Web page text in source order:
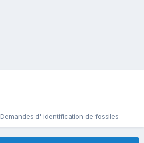
Demandes d' identification de fossiles